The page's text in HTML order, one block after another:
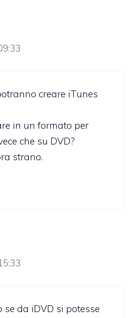
creare iTunes
in un formato per
che su DVD?
strano.
se da iDVD si potesse